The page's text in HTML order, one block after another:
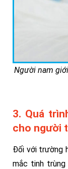
Người nam
3. Quá
cho người
Đối với trường
mắc tinh